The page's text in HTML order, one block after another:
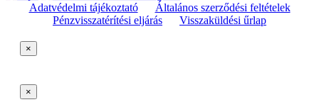
Adatvédelmi tájékoztató
Általános szerződési feltételek
Pénzvisszatérítési eljárás
Visszaküldési űrlap
×
×